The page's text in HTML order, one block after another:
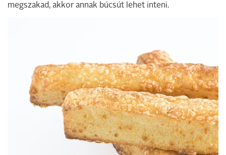
megszakad, akkor annak búcsút lehet inteni.